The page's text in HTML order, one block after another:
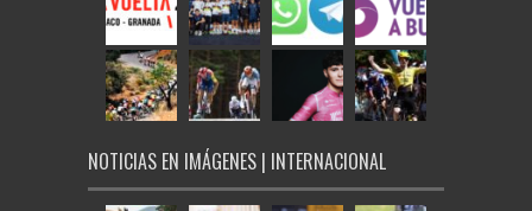
NOTICIAS EN IMÁGENES | INTERNACIONAL